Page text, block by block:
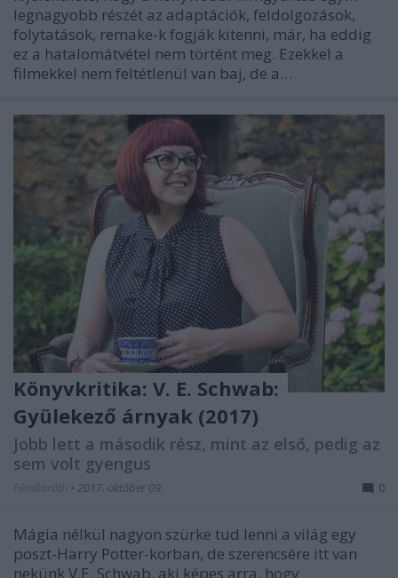
legnagyobb részét az adaptációk, feldolgozások,
folytatások, remake-k fogják kitenni, már, ha eddig
ez a hatalomátvétel nem történt meg. Ezekkel a
filmekkel nem feltétlenül van baj, de a…
Könyvkritika: V. E. Schwab:
Gyülekező árnyak (2017)
Jobb lett a második rész, mint az első, pedig az
sem volt gyengus
• 2017. október 09. 0
Mágia nélkül nagyon szürke tud lenni a világ egy
poszt-Harry Potter-korban, de szerencsére itt van
nekünk V.E. Schwab, aki képes arra, hogy